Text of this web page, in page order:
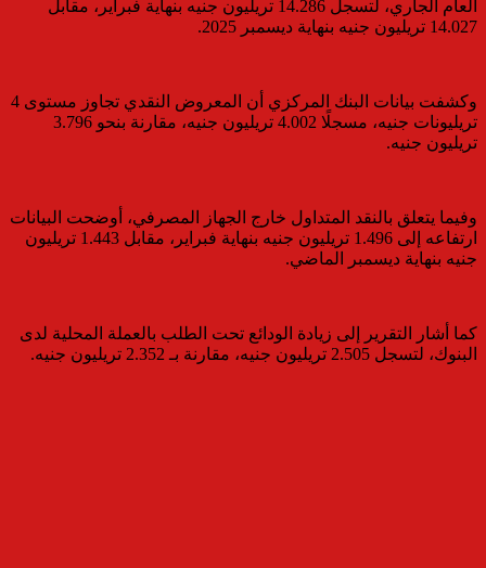
العام الجاري، لتسجل 14.286 تريليون جنيه بنهاية فبراير، مقابل
14.027 تريليون جنيه بنهاية ديسمبر 2025.
وكشفت بيانات البنك المركزي أن المعروض النقدي تجاوز مستوى 4
تريليونات جنيه، مسجلًا 4.002 تريليون جنيه، مقارنة بنحو 3.796
تريليون جنيه.
وفيما يتعلق بالنقد المتداول خارج الجهاز المصرفي، أوضحت البيانات
ارتفاعه إلى 1.496 تريليون جنيه بنهاية فبراير، مقابل 1.443 تريليون
جنيه بنهاية ديسمبر الماضي.
كما أشار التقرير إلى زيادة الودائع تحت الطلب بالعملة المحلية لدى
البنوك، لتسجل 2.505 تريليون جنيه، مقارنة بـ 2.352 تريليون جنيه.